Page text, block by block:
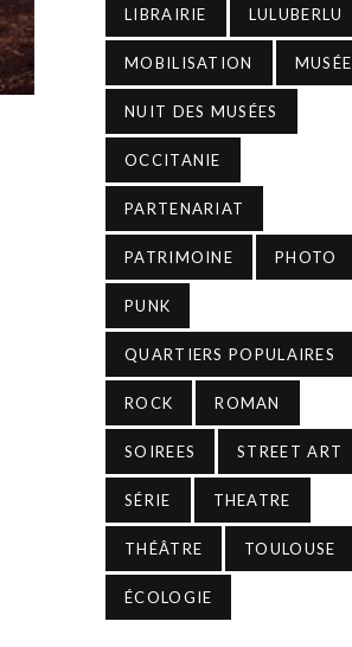
LIBRAIRIE LULUBERLU
MOBILISATION MUSÉE
NUIT DES MUSÉES
OCCITANIE
PARTENARIAT
PATRIMOINE PHOTO
PUNK
QUARTIERS POPULAIRES
ROCK ROMAN
SOIREES STREET ART
SÉRIE THEATRE
THÉÂTRE TOULOUSE
ÉCOLOGIE